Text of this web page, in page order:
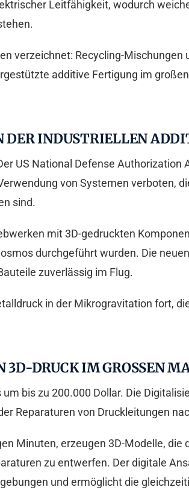
Leitfähigkeit, wodurch
verzeichnet: Recycling-Mischungen
additive Fertigung im
INDUSTRIELLEN
US National Defense Authorization
von Systemen verboten,
sind.
mit 3D-gedruckten
durchgeführt wurden. Die
zuverlässig im Flug.
in der Mikrogravitation fort,
DRUCK IM GROSSEN
bis zu 200.000 Dollar. Die
Reparaturen von Druckleitungen
Minuten, erzeugen 3D-Modelle, die
zu entwerfen. Der digitale
und ermöglicht die